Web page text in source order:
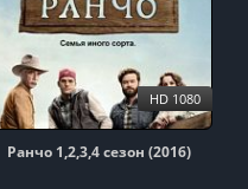
Ранчо 1,2,3,4 сезон (2016)
HD 1080